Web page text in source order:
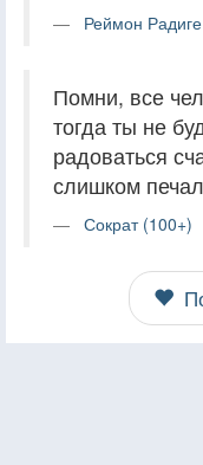
Реймон
Помни, все
тогда ты не
радоваться
слишком
Сократ (100+)